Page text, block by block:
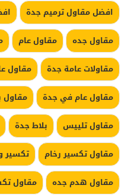
افضل مقاول ترميم جدة
مقاول جده
مقاول عام
مقاولات عامة جدة
مقاول
مقاول عام في جدة
مقاول
مقاول تلييس
بلاط جدة
مقاول تكسير رخام
تكسير
مقاول هدم جده
مقاول